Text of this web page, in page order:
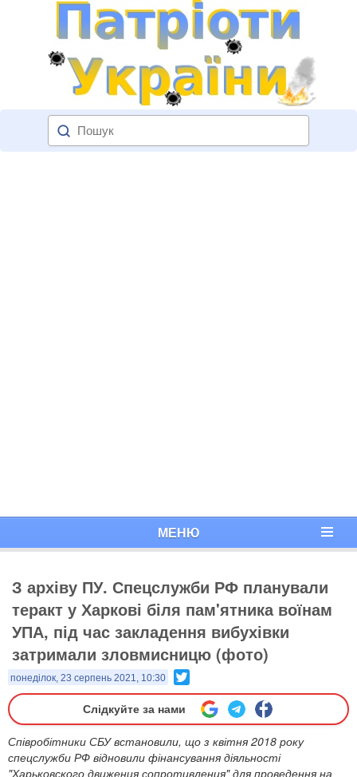
МЕНЮ
З архіву ПУ. Спецслужби РФ планували
теракт у Харкові біля пам'ятника воїнам
УПА, під час закладення вибухівки
затримали зловмисницю (фото)
понеділок, 23 серпень 2021, 10:30
Слідкуйте за нами
Співробітники СБУ встановили, що з квітня 2018 року
спецслужби РФ відновили фінансування діяльності
"Харьковского движения сопротивления" для проведення на